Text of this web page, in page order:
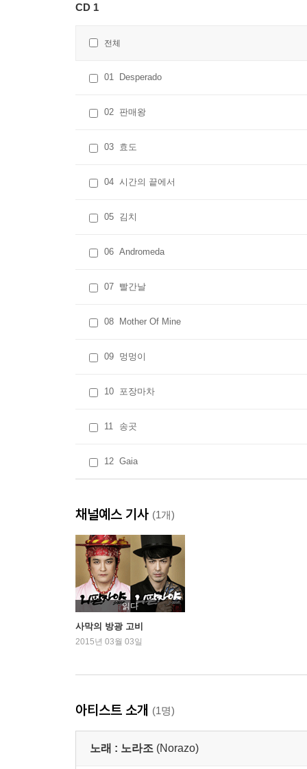
CD 1
전체
01 Desperado
02 판매왕
03 효도
04 시간의 끝에서
05 김치
06 Andromeda
07 빨간날
08 Mother Of Mine
09 멍멍이
10 포장마차
11 송곳
12 Gaia
채널예스 기사 (1개)
읽다
사막의 방광 고비
2015년 03월 03일
아티스트 소개 (1명)
노래 : 노라조 (Norazo)